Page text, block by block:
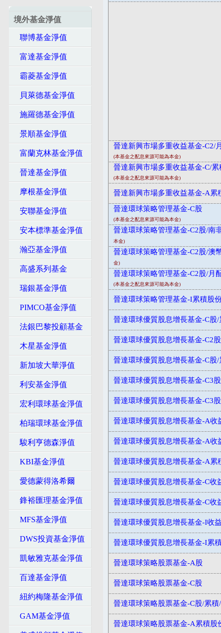
境外基金淨值
聯博基金淨值
富達基金淨值
霸菱基金淨值
貝萊德基金淨值
施羅德基金淨值
景順基金淨值
富蘭克林基金淨值
晉達基金淨值
摩根基金淨值
安聯基金淨值
安本標準基金淨值
瀚亞基金淨值
高盛系列基金
瑞銀基金淨值
PIMCO基金淨值
法銀巴黎投顧基金
木星基金淨值
新加坡大華淨值
利安基金淨值
宏利環球基金淨值
柏瑞環球基金淨值
駿利亨德森淨值
KBI基金淨值
愛德蒙得洛希爾
鋒裕匯理基金淨值
MFS基金淨值
DWS投資基金淨值
凱敏雅克基金淨值
百達基金淨值
紐約梅隆基金淨值
GAM基金淨值
晉達新興市場多重收益基金-C2/
(本基金之配息來源可能為本金)
晉達新興市場多重收益基金-C/累
(本基金之配息來源可能為本金)
晉達新興市場多重收益基金-A累
晉達環球策略管理基金-C股
(本基金之配息來源可能為本金)
晉達環球策略管理基金-C2股/南
本金)
晉達環球策略管理基金-C2股/澳
金)
晉達環球策略管理基金-C2股/月
(本基金之配息來源可能為本金)
晉達環球策略管理基金-I累積股
晉達環球優質股息增長基金-C股/
晉達環球優質股息增長基金-C2
晉達環球優質股息增長基金-C股
晉達環球優質股息增長基金-C3
晉達環球優質股息增長基金-C3
晉達環球優質股息增長基金-A收
晉達環球優質股息增長基金-A收
晉達環球優質股息增長基金-A累
晉達環球優質股息增長基金-C收
晉達環球優質股息增長基金-C收
晉達環球優質股息增長基金-I收
晉達環球優質股息增長基金-I累
晉達環球策略股票基金-A股
晉達環球策略股票基金-C股
晉達環球策略股票基金-C股/累積
晉達環球策略股票基金-A累積股